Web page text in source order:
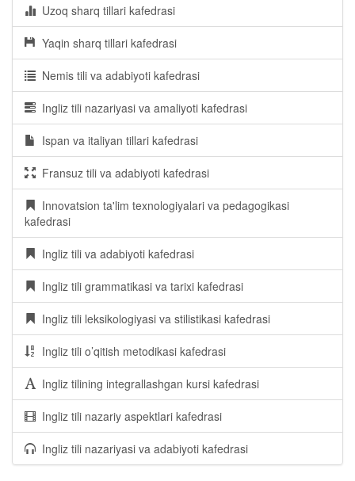
Uzoq sharq tillari kafedrasi
Yaqin sharq tillari kafedrasi
Nemis tili va adabiyoti kafedrasi
Ingliz tili nazariyasi va amaliyoti kafedrasi
Ispan va italiyan tillari kafedrasi
Fransuz tili va adabiyoti kafedrasi
Innovatsion ta'lim texnologiyalari va pedagogikasi
kafedrasi
Ingliz tili va adabiyoti kafedrasi
Ingliz tili grammatikasi va tarixi kafedrasi
Ingliz tili leksikologiyasi va stilistikasi kafedrasi
Ingliz tili o’qitish metodikasi kafedrasi
Ingliz tilining integrallashgan kursi kafedrasi
Ingliz tili nazariy aspektlari kafedrasi
Ingliz tili nazariyasi va adabiyoti kafedrasi